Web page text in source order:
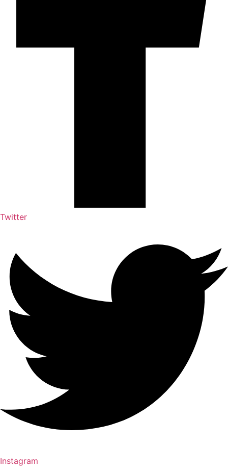
Twitter
Instagram